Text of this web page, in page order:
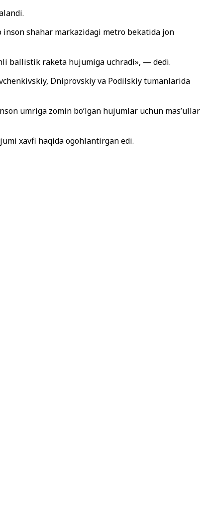
shahar markazidagi metro bekatida jon
ballistik raketa hujumiga uchradi», — dedi.
Dniprovskiy va Podilskiy tumanlarida
umriga zomin bo‘lgan hujumlar uchun mas’ullar
xavfi haqida ogohlantirgan edi.